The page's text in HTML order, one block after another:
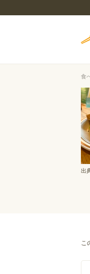
食
出
こ